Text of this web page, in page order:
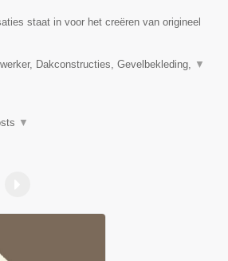
staat in voor het creëren van origineel
Dakconstructies, Gevelbekleding, ▼
▼